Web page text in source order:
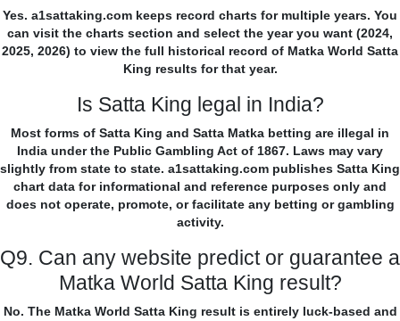
Yes. a1sattaking.com keeps record charts for multiple years. You
can visit the charts section and select the year you want (2024,
2025, 2026) to view the full historical record of Matka World Satta
King results for that year.
Is Satta King legal in India?
Most forms of Satta King and Satta Matka betting are illegal in
India under the Public Gambling Act of 1867. Laws may vary
slightly from state to state. a1sattaking.com publishes Satta King
chart data for informational and reference purposes only and
does not operate, promote, or facilitate any betting or gambling
activity.
Q9. Can any website predict or guarantee a
Matka World Satta King result?
No. The Matka World Satta King result is entirely luck-based and